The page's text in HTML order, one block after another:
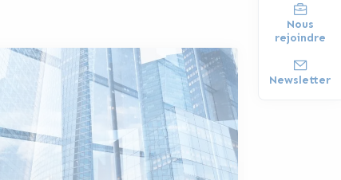
Nous
rejoindre
Newsletter